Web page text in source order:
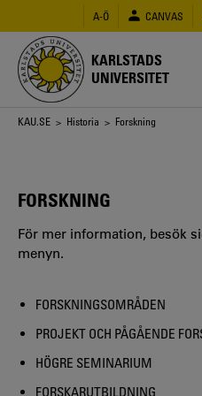
huvudinnehåll
A-Ö CANVAS
KARLSTADS
UNIVERSITET
Länkstig
KAU.SE > Historia > Forskning
FORSKNING
För mer information, besök
menyn.
FORSKNINGSOMRÅDEN
PROJEKT OCH PÅGÅENDE
HÖGRE SEMINARIUM
FORSKARUTBILDNING